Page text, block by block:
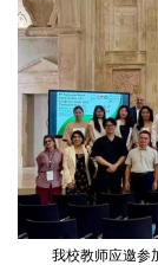
我校教师应邀参